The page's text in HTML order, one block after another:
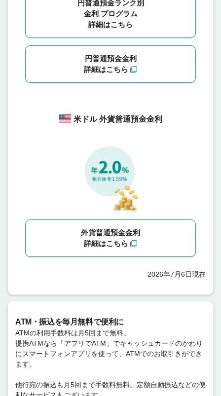
円普通預金ランク別
金利 プログラム
詳細はこちら
円普通預金金利
詳細はこちら
米ドル 外貨普通預金金利
外貨普通預金金利
詳細はこちら
2026年7月6日現在
ATM・振込を毎月無料で便利に
ATMの利用手数料は月5回まで無料。
提携ATMなら「アプリでATM」でキャッシュカードのかわり
にスマートフォンアプリを使って、ATMでのお取引きができ
ます。
他行宛の振込も月5回まで手数料無料。定額自動振込などの便